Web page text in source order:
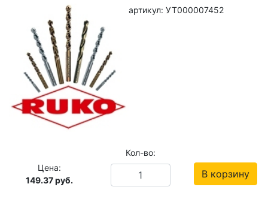
артикул: УТ000007452
Цена:
149.37 руб.
Кол-во:
В корзину